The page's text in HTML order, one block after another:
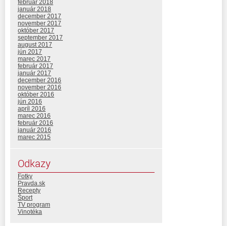
február 2018
január 2018
december 2017
november 2017
október 2017
september 2017
august 2017
jún 2017
marec 2017
február 2017
január 2017
december 2016
november 2016
október 2016
jún 2016
apríl 2016
marec 2016
február 2016
január 2016
marec 2015
Odkazy
Fotky
Pravda.sk
Recepty
Šport
TV program
Vinotéka